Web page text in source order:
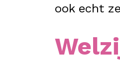
ook echt